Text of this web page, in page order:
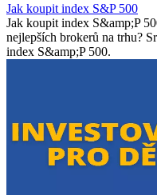
Jak koupit index S&P 500
Jak koupit index S&amp;P
nejlepších brokerů na trhu?
index S&amp;P 500.